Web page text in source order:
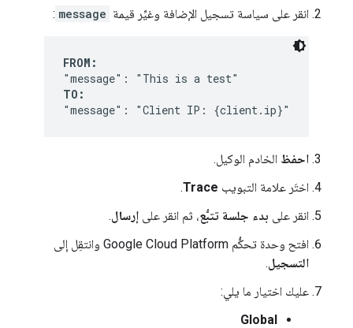
انقر على سياسة تسجيل الإضافة وغيِّر قيمة message
:
FROM:
TO:
"message": "Client IP: {client.ip}"
احفظ الخادم الوكيل.
اختَر علامة التبويب Trace
.
انقر على بدء جلسة تتبُّع، ثم انقر على إرسال.
افتح وحدة تحكُّم Google Cloud Platform وانتقِل إلى
التسجيل.
عليك اختيار ما يلي:
Global